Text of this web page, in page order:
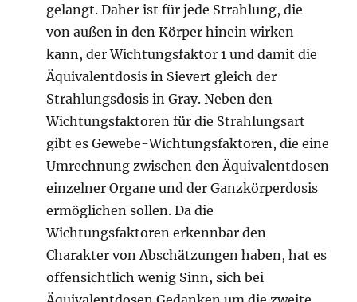
gelangt. Daher ist für jede Strahlung, die
von außen in den Körper hinein wirken
kann, der Wichtungsfaktor 1 und damit die
Äquivalentdosis in Sievert gleich der
Strahlungsdosis in Gray. Neben den
Wichtungsfaktoren für die Strahlungsart
gibt es Gewebe-Wichtungsfaktoren, die eine
Umrechnung zwischen den Äquivalentdosen
einzelner Organe und der Ganzkörperdosis
ermöglichen sollen. Da die
Wichtungsfaktoren erkennbar den
Charakter von Abschätzungen haben, hat es
offensichtlich wenig Sinn, sich bei